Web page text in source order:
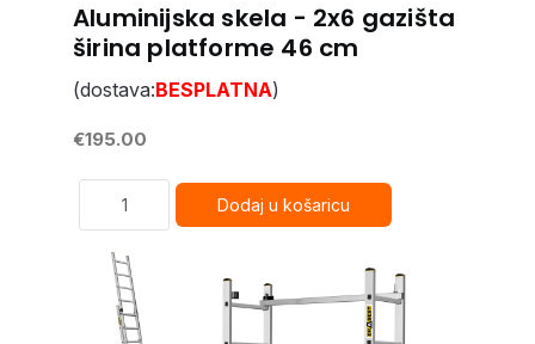
Aluminijska skela - 2x6 gazišta
širina platforme 46 cm
(dostava:BESPLATNA)
€195.00